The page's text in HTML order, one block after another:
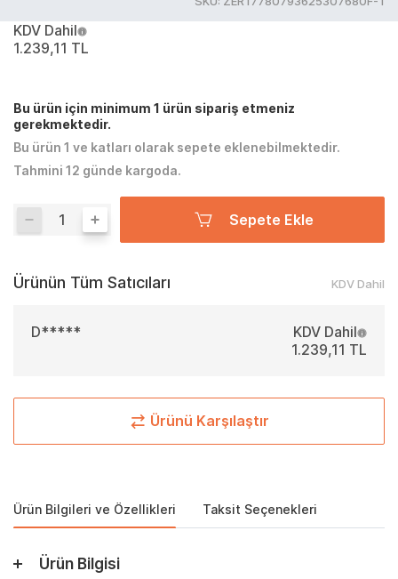
KDV Dahil
1.239,11 TL
Bu ürün için minimum 1 ürün sipariş etmeniz
gerekmektedir.
Bu ürün 1 ve katları olarak sepete eklenebilmektedir.
Tahmini 12 günde kargoda.
Sepete Ekle
Ürünün Tüm Satıcıları KDV Dahil
D*****
KDV Dahil
1.239,11 TL
Ürünü Karşılaştır
Ürün Bilgileri ve Özellikleri Taksit Seçenekleri
Ürün Bilgisi